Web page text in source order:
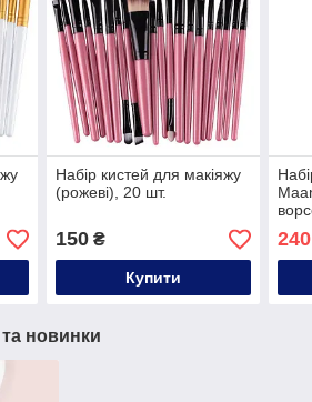
Набір кистей для макіяжу
(рожеві), 20 шт.
150₴
Купити
240
та новинки